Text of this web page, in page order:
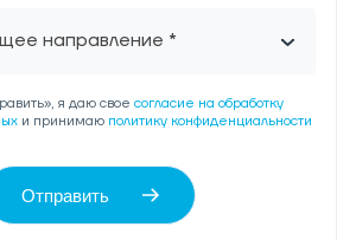
направление *
я даю свое согласие на обработку
и принимаю политику конфиденциальности
Отправить